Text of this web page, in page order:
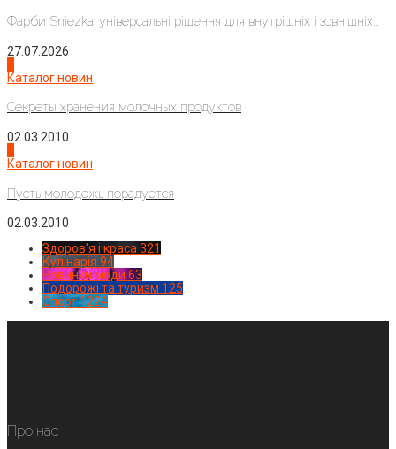
Фарби Sniezka: універсальні рішення для внутрішніх і зовнішніх...
27.07.2026
Каталог новин
Секреты хранения молочных продуктов
02.03.2010
Каталог новин
Пусть молодежь порадуется
02.03.2010
Здоров'я і краса 321
Кулінарія 94
Новинки моди 63
Подорожі та туризм 125
Спорт1224
Про нас